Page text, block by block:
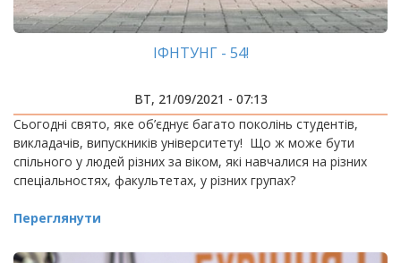
ІФНТУНГ - 54!
ВТ, 21/09/2021 - 07:13
Сьогодні свято, яке об’єднує багато поколінь студентів,
викладачів, випускників університету! Що ж може бути
спільного у людей різних за віком, які навчалися на різних
спеціальностях, факультетах, у різних групах?
Переглянути